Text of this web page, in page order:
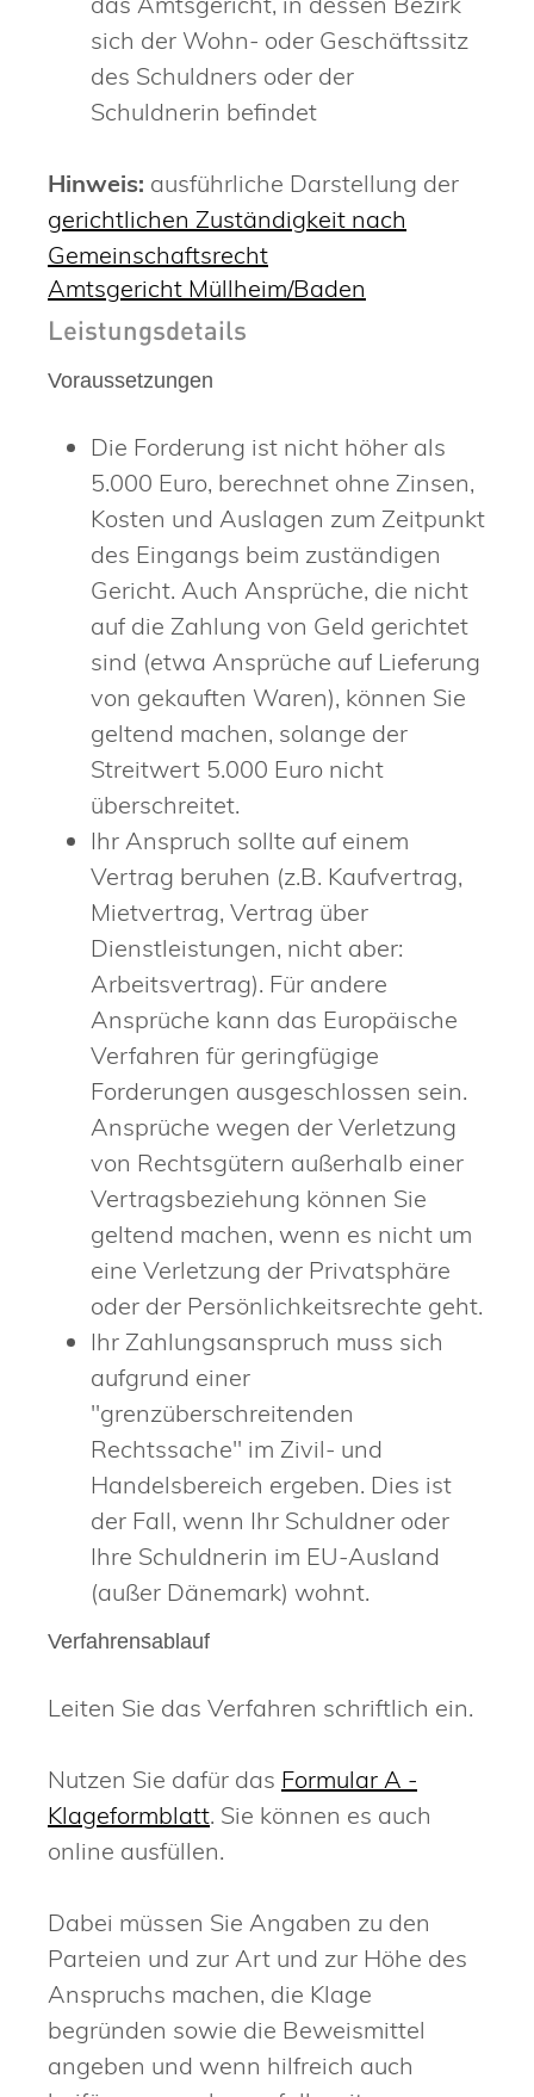
sich der Wohn- oder Geschäftssitz
des Schuldners oder der
Schuldnerin befindet
Hinweis: ausführliche Darstellung der
gerichtlichen Zuständigkeit nach
Gemeinschaftsrecht
Amtsgericht Müllheim/Baden
Leistungsdetails
Voraussetzungen
Die Forderung ist nicht höher als
5.000 Euro, berechnet ohne Zinsen,
Kosten und Auslagen zum Zeitpunkt
des Eingangs beim zuständigen
Gericht. Auch Ansprüche, die nicht
auf die Zahlung von Geld gerichtet
sind (etwa Ansprüche auf Lieferung
von gekauften Waren), können Sie
geltend machen, solange der
Streitwert 5.000 Euro nicht
überschreitet.
Ihr Anspruch sollte auf einem
Vertrag beruhen (z.B. Kaufvertrag,
Mietvertrag, Vertrag über
Dienstleistungen, nicht aber:
Arbeitsvertrag). Für andere
Ansprüche kann das Europäische
Verfahren für geringfügige
Forderungen ausgeschlossen sein.
Ansprüche wegen der Verletzung
von Rechtsgütern außerhalb einer
Vertragsbeziehung können Sie
geltend machen, wenn es nicht um
eine Verletzung der Privatsphäre
oder der Persönlichkeitsrechte geht.
Ihr Zahlungsanspruch muss sich
aufgrund einer
"grenzüberschreitenden
Rechtssache" im Zivil- und
Handelsbereich ergeben. Dies ist
der Fall, wenn Ihr Schuldner oder
Ihre Schuldnerin im EU-Ausland
(außer Dänemark) wohnt.
Verfahrensablauf
Leiten Sie das Verfahren schriftlich ein.
Nutzen Sie dafür das Formular A -
Klageformblatt. Sie können es auch
online ausfüllen.
Dabei müssen Sie Angaben zu den
Parteien und zur Art und zur Höhe des
Anspruchs machen, die Klage
begründen sowie die Beweismittel
angeben und wenn hilfreich auch